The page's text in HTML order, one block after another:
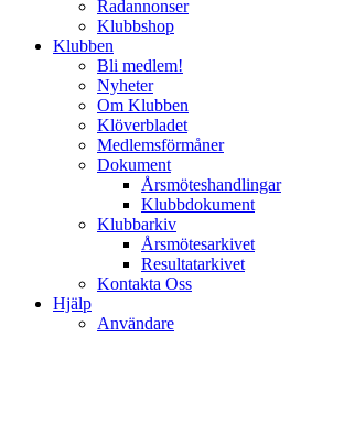
Radannonser
Klubbshop
Klubben
Bli medlem!
Nyheter
Om Klubben
Klöverbladet
Medlemsförmåner
Dokument
Årsmöteshandlingar
Klubbdokument
Klubbarkiv
Årsmötesarkivet
Resultatarkivet
Kontakta Oss
Hjälp
Användare